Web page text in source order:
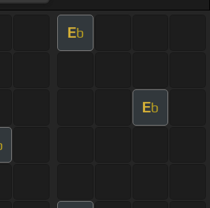
Eb
Eb